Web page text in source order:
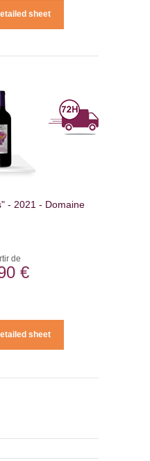
sheet
- 2021 - Domaine
de
€
sheet